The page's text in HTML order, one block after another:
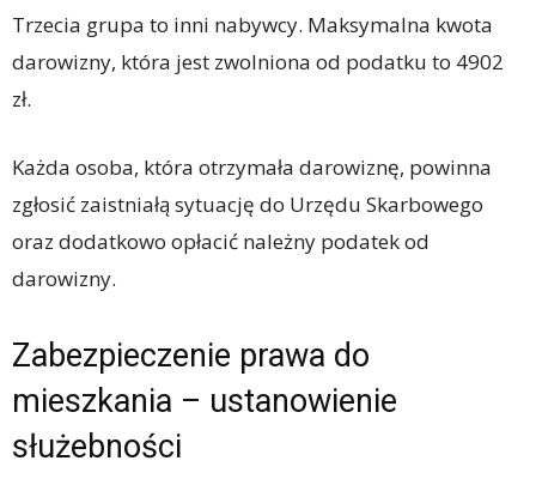
Trzecia grupa to inni nabywcy. Maksymalna kwota
darowizny, która jest zwolniona od podatku to 4902
zł.
Każda osoba, która otrzymała darowiznę, powinna
zgłosić zaistniałą sytuację do Urzędu Skarbowego
oraz dodatkowo opłacić należny podatek od
darowizny.
Zabezpieczenie prawa do
mieszkania – ustanowienie
służebności